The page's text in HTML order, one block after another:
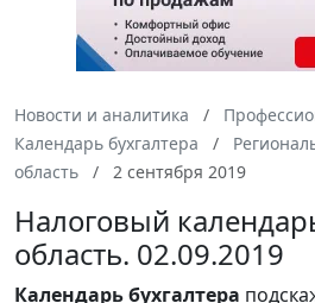
Новости и аналитика
Календарь бухгалтера
область
2 сентября 2019
Налоговый
область. 02.09.2019
Календарьбухгалтера